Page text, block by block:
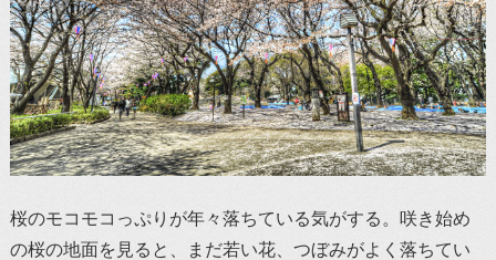
桜のモコモコっぷりが年々落ちている気がする。咲き始め
の桜の地面を見ると、まだ若い花、つぼみがよく落ちてい